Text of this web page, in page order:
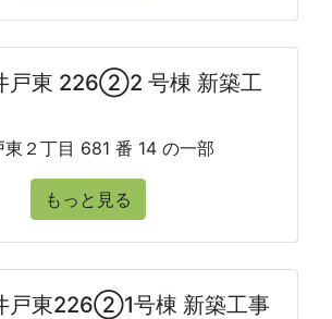
戸東 226②2 号棟 新築工
２丁目 681 番 14 の一部
もっと見る
戸東226②1号棟 新築工事